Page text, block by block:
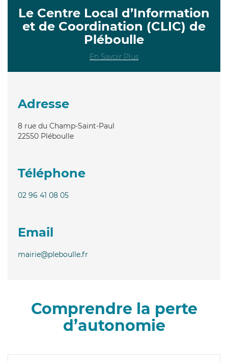
Le Centre Local d’Information
et de Coordination (CLIC) de
Pléboulle
En Savoir Plus
Adresse
8 rue du Champ-Saint-Paul
22550 Pléboulle
Téléphone
02 96 41 08 05
Email
mairie@pleboulle.fr
Comprendre la perte
d’autonomie